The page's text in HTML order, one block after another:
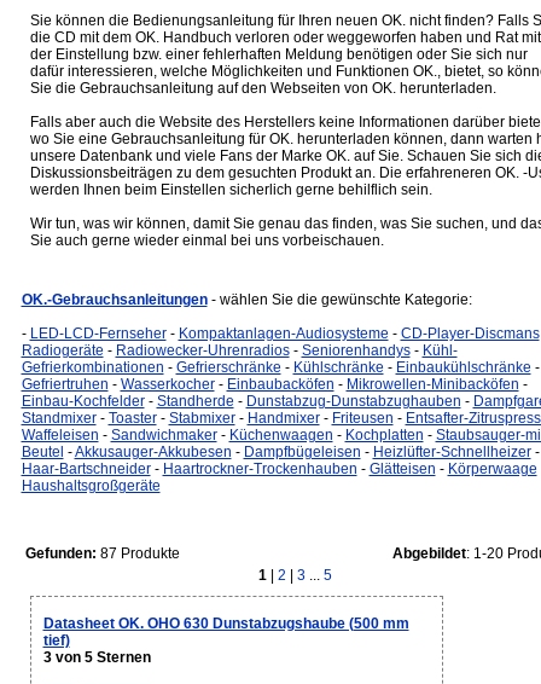
Sie können die Bedienungsanleitung für Ihren neuen OK. nicht finden? Falls
die CD mit dem OK. Handbuch verloren oder weggeworfen haben und Rat mit
der Einstellung bzw. einer fehlerhaften Meldung benötigen oder Sie sich nur
dafür interessieren, welche Möglichkeiten und Funktionen OK., bietet, so
Sie die Gebrauchsanleitung auf den Webseiten von OK. herunterladen.
Falls aber auch die Website des Herstellers keine Informationen darüber
wo Sie eine Gebrauchsanleitung für OK. herunterladen können, dann warten
unsere Datenbank und viele Fans der Marke OK. auf Sie. Schauen Sie sich
Diskussionsbeiträgen zu dem gesuchten Produkt an. Die erfahreneren OK. -
werden Ihnen beim Einstellen sicherlich gerne behilflich sein.
Wir tun, was wir können, damit Sie genau das finden, was Sie suchen, und
Sie auch gerne wieder einmal bei uns vorbeischauen.
OK.-Gebrauchsanleitungen - wählen Sie die gewünschte Kategorie:
- LED-LCD-Fernseher- Kompaktanlagen-Audiosysteme - CD-Player-Discmans
Radiogeräte - Radiowecker-Uhrenradios- Seniorenhandys- Kühl-
Gefrierkombinationen - Gefrierschränke - Kühlschränke - Einbaukühlschränke -
Gefriertruhen - Wasserkocher- Einbaubacköfen - Mikrowellen-Minibacköfen -
Einbau-Kochfelder- Standherde - Dunstabzug-Dunstabzughauben -
Standmixer- Toaster- Stabmixer- Handmixer- Friteusen - Entsafter-
Waffeleisen - Sandwichmaker- Küchenwaagen - Kochplatten - Staubsauger-
Beutel -Akkusauger-Akkubesen - Dampfbügeleisen - Heizlüfter-Schnellheizer-
Haar-Bartschneider- Haartrockner-Trockenhauben - Glätteisen - Körperwaage
Haushaltsgroßgeräte
Gefunden: 87 Produkte Abgebildet: 1-20
1
2 3 ... 5
Datasheet OK. OHO 630 Dunstabzugshaube (500 mm
tief)
3 von 5 Sternen